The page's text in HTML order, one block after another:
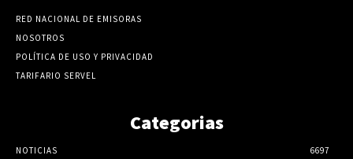
RED NACIONAL DE EMISORAS
NOSOTROS
POLÍTICA DE USO Y PRIVACIDAD
TARIFARIO SERVEL
Categorias
NOTICIAS
6697